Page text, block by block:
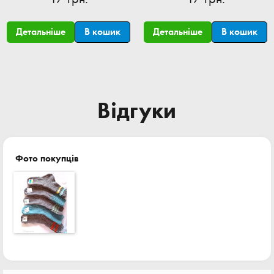
Детальніше В кошик Детальніше В кошик
Відгуки
Фото покупців